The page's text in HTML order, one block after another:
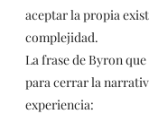
aceptar la propia
complejidad.
La frase de Byron
para cerrar la
experiencia: